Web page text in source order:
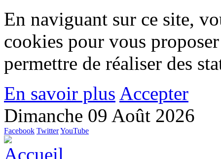
En naviguant sur ce site,
cookies pour vous
permettre de réaliser des
En savoir plus Accepter
Dimanche 09 Août 2026
Facebook TwitterYouTube